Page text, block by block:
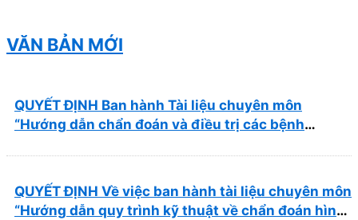
VĂN BẢN MỚI
QUYẾT ĐỊNH Ban hành Tài liệu chuyên môn
“Hướng dẫn chẩn đoán và điều trị các bệnh
QUYẾT ĐỊNH Về việc ban hành tài liệu chuyên môn
“Hướng dẫn quy trình kỹ thuật về chẩn đoán hình